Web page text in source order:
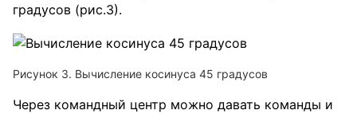
градусов (рис.3).
Рисунок 3. Вычисление косинуса 45 градусов
Через командный центр можно давать команды и